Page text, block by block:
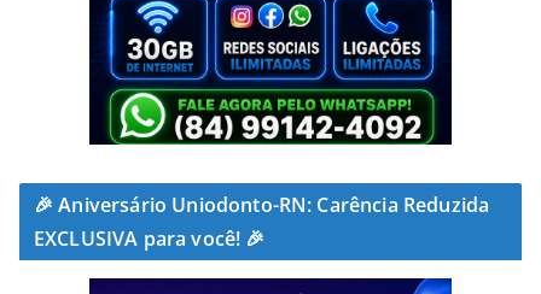
🎉 Aniversário Uniodonto-RN: Carência Reduzida
EXCLUSIVA para você! 🎉